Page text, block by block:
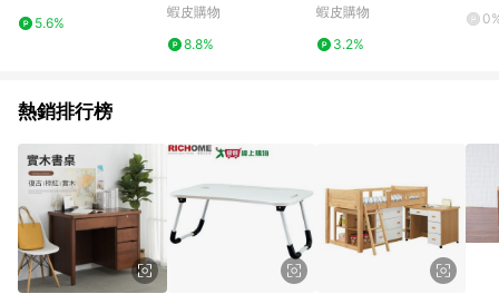
5.6%
季可種 陽台盆栽 辦公
用兩相宜
蝦皮購物
8.8%
夏季胖MM修身顯瘦獨
蝦皮購物
3.2%
熱銷排行榜